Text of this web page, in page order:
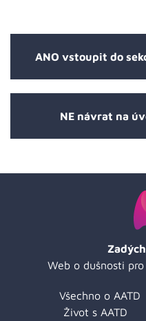
ANO vstoupit do
NE návrat na
Web o dušnosti
Všechno o AATD
Život s AATD